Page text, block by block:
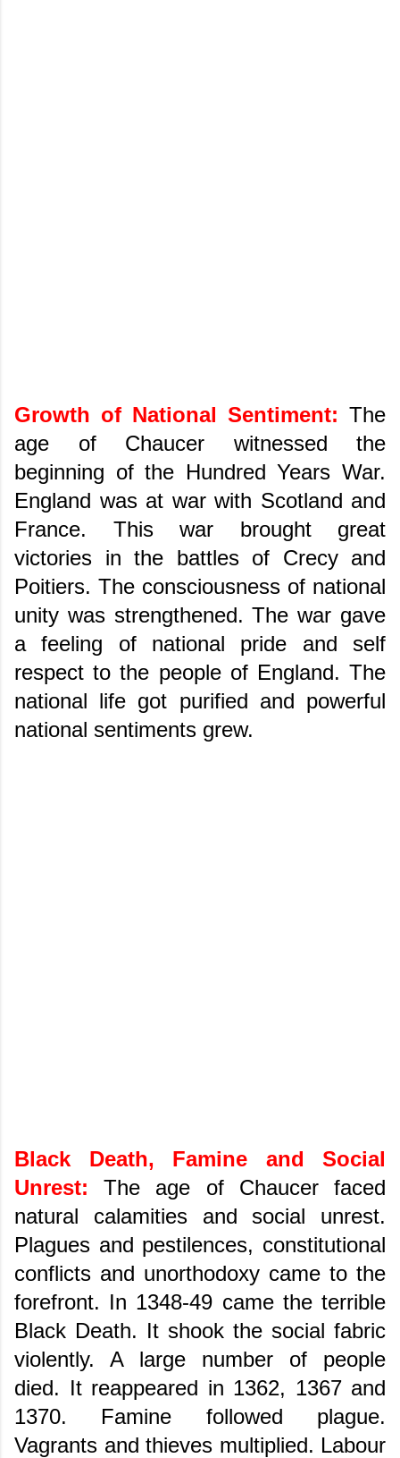
Growth of National Sentiment: The
age of Chaucer witnessed the
beginning of the Hundred Years War.
England was at war with Scotland and
France. This war brought great
victories in the battles of Crecy and
Poitiers. The consciousness of national
unity was strengthened. The war gave
a feeling of national pride and self
respect to the people of England. The
national life got purified and powerful
national sentiments grew.
Black Death, Famine and Social
Unrest: The age of Chaucer faced
natural calamities and social unrest.
Plagues and pestilences, constitutional
conflicts and unorthodoxy came to the
forefront. In 1348-49 came the terrible
Black Death. It shook the social fabric
violently. A large number of people
died. It reappeared in 1362, 1367 and
1370. Famine followed plague.
Vagrants and thieves multiplied. Labour